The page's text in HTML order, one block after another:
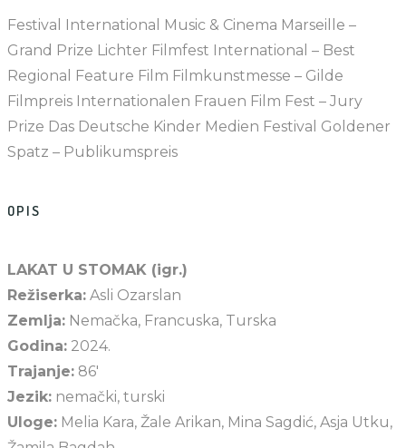
Festival International Music & Cinema Marseille –
Grand Prize Lichter Filmfest International – Best
Regional Feature Film Filmkunstmesse – Gilde
Filmpreis Internationalen Frauen Film Fest – Jury
Prize Das Deutsche Kinder Medien Festival Goldener
Spatz – Publikumspreis
OPIS
LAKAT U STOMAK (igr.)
Režiserka: Asli Ozarslan
Zemlja: Nemačka, Francuska, Turska
Godina: 2024.
Trajanje: 86′
Jezik: nemački, turski
Uloge: Melia Kara, Žale Arikan, Mina Sagdić, Asja Utku,